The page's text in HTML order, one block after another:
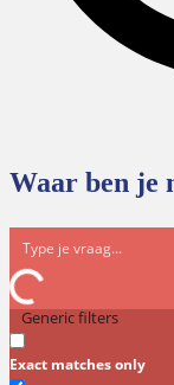
Waar ben je
Generic filters
Exact matches only